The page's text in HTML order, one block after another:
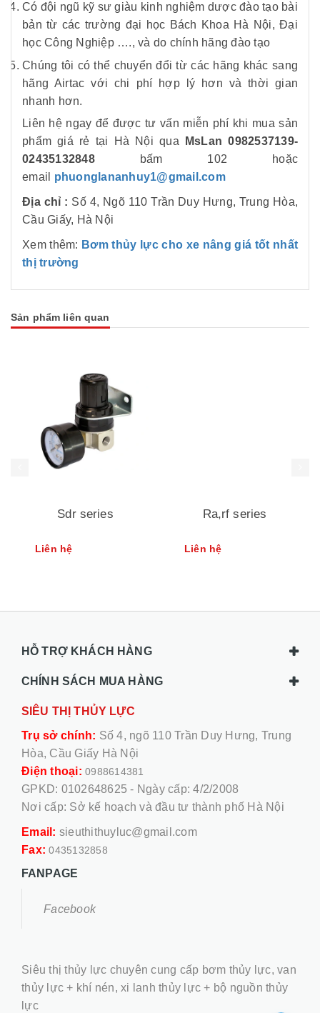
Có đội ngũ kỹ sư giàu kinh nghiệm dược đào tạo bài
bản từ các trường đại học Bách Khoa Hà Nội, Đại
học Công Nghiệp …., và do chính hãng đào tạo
Chúng tôi có thể chuyển đổi từ các hãng khác sang
hãng Airtac với chi phí hợp lý hơn và thời gian
nhanh hơn.
Liên hệ ngay để được tư vấn miễn phí khi mua sản
phẩm giá rẻ tại Hà Nội qua
MsLan 0982537139-
02435132848bấm 102
hoặc
email phuonglananhuy1@gmail.com
Địa chỉ : Số 4, Ngõ 110 Trần Duy Hưng, Trung Hòa,
Cầu Giấy, Hà Nội
Xem thêm: Bơm thủy lực cho xe nâng giá tốt nhất
thị trường
Sản phẩm liên quan
Sdr series
Liên hệ
Ra,rf series
Liên hệ
HỖ TRỢ KHÁCH HÀNG
CHÍNH SÁCH MUA HÀNG
SIÊU THỊ THỦY LỰC
Trụ sở chính: Số 4, ngõ 110 Trần Duy Hưng, Trung
Hòa, Cầu Giấy Hà Nội
Điện thoại: 0988614381
GPKD: 0102648625 - Ngày cấp: 4/2/2008
Nơi cấp: Sở kế hoạch và đầu tư thành phố Hà Nội
Email: sieuthithuyluc@gmail.com
Fax:0435132858
FANPAGE
Facebook
Siêu thị thủy lực chuyên cung cấp bơm thủy lực, van
thủy lực + khí nén, xi lanh thủy lực + bộ nguồn thủy
lực